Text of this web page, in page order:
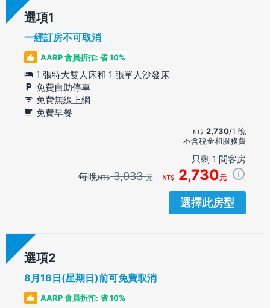
選項
一經訂房不可取消
AARP 會員折扣: 省 10%
1 張特大雙人床和 1 張單人沙發床
免費自助停車
免費無線上網
免費早餐
2,730/1 晚
不含稅金和服務費
只剩 1 間客房
每晚 3,033元 2,730元
選擇此房型
選項
8月16日(星期日)前可免費取消
AARP 會員折扣: 省 10%